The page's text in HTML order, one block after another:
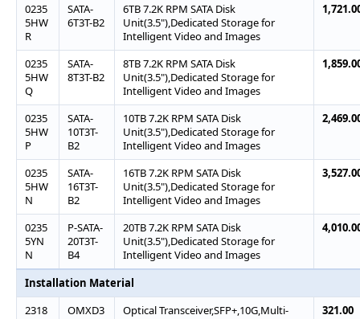
0235
5HW
R
SATA-
6T3T-B2
6TB 7.2K RPM SATA Disk
Unit(3.5"),Dedicated Storage for
Intelligent Video and Images
0235
5HW
Q
SATA-
8T3T-B2
8TB 7.2K RPM SATA Disk
Unit(3.5"),Dedicated Storage for
Intelligent Video and Images
0235
5HW
P
SATA-
10T3T-
B2
10TB 7.2K RPM SATA Disk
Unit(3.5"),Dedicated Storage for
Intelligent Video and Images
0235
5HW
N
SATA-
16T3T-
B2
16TB 7.2K RPM SATA Disk
Unit(3.5"),Dedicated Storage for
Intelligent Video and Images
0235
5YN
N
P-SATA-
20T3T-
B4
20TB 7.2K RPM SATA Disk
Unit(3.5"),Dedicated Storage for
Intelligent Video and Images
Installation Material
2318
OMXD3
Optical Transceiver,SFP+,10G,Multi-
321.00